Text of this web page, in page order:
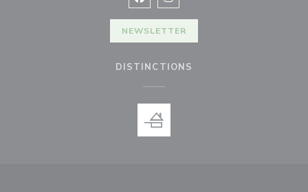
Facebook ((ouvre une nouvelle
Instagram ((ouvre une
NEWSLETTER
DISTINCTIONS